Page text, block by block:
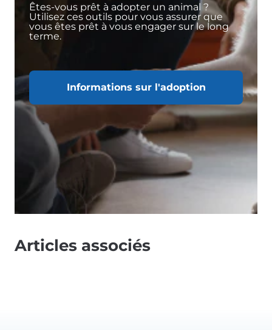
Êtes-vous prêt à adopter un animal ?
Utilisez ces outils pour vous assurer que
vous êtes prêt à vous engager sur le long
terme.
Informations sur l'adoption
Articles associés